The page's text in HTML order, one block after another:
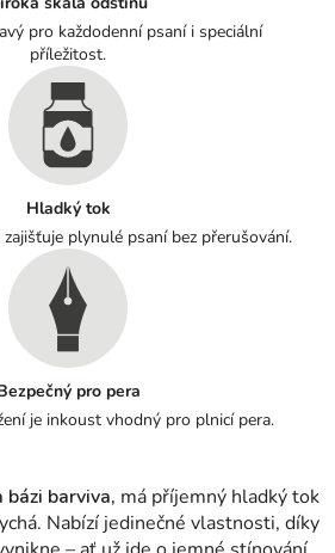
pro každodenní psaní i speciální
příležitost.
Hladký tok
plynulé psaní bez přerušování.
pro pera
je inkoust vhodný pro plnicí pera.
bázi barviva, má příjemný hladký tok
Nabízí jedinečné vlastnosti, díky